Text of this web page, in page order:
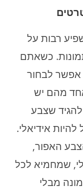
רבות על
כשאתם
אפשר לבחור
מהם יש
להגיד שצבע
אידיאלי.
האפור,
שמחמיא לכל
מבלי